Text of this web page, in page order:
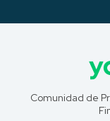
Comunidad de